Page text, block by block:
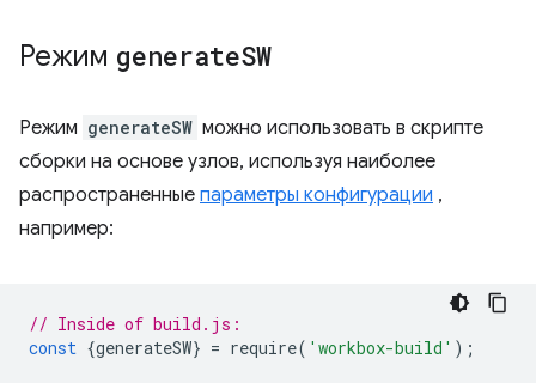
Режим generateSW
Режим generateSW можно использовать в скрипте
сборки на основе узлов, используя наиболее
распространенные параметры конфигурации ,
например:
// Inside of build.js:
const {generateSW} = require( 'workbox-build' );